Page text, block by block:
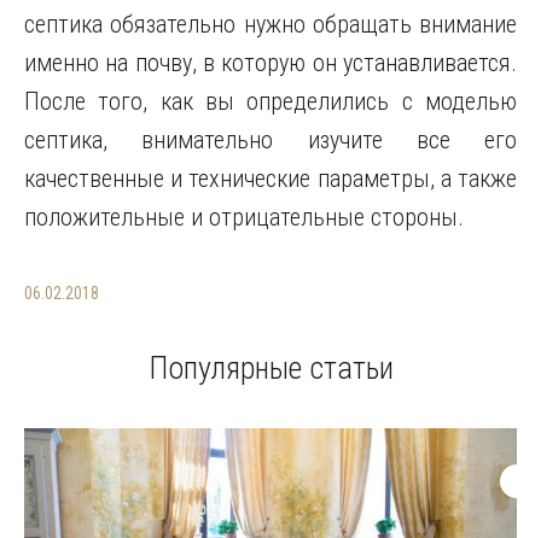
септика обязательно нужно обращать внимание
именно на почву, в которую он устанавливается.
После того, как вы определились с моделью
септика, внимательно изучите все его
качественные и технические параметры, а также
положительные и отрицательные стороны.
06.02.2018
Популярные статьи